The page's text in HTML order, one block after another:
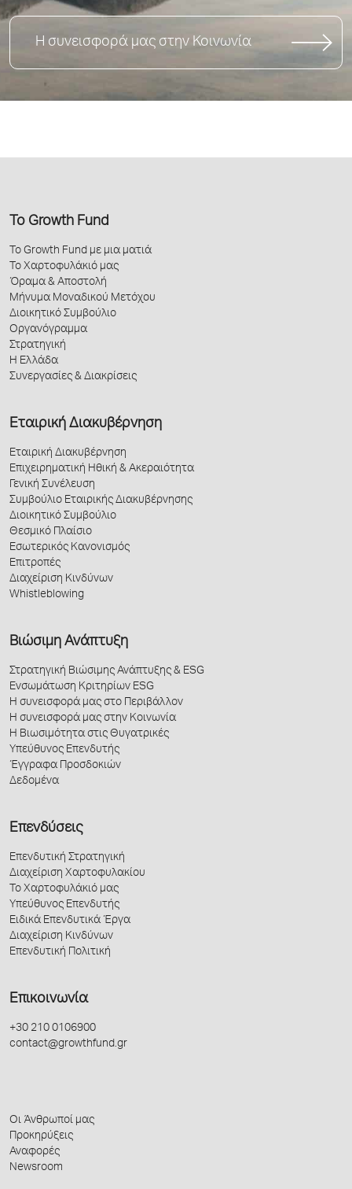
Η συνεισφορά μας στην Κοινωνία
Το Growth Fund
Το Growth Fund με μια ματιά
Το Χαρτοφυλάκιό μας
Όραμα & Αποστολή
Μήνυμα Μοναδικού Μετόχου
Διοικητικό Συμβούλιο
Οργανόγραμμα
Στρατηγική
Η Ελλάδα
Συνεργασίες & Διακρίσεις
Εταιρική Διακυβέρνηση
Εταιρική Διακυβέρνηση
Επιχειρηματική Ηθική & Ακεραιότητα
Γενική Συνέλευση
Συμβούλιο Εταιρικής Διακυβέρνησης
Διοικητικό Συμβούλιο
Θεσμικό Πλαίσιο
Εσωτερικός Κανονισμός
Επιτροπές
Διαχείριση Κινδύνων
Whistleblowing
Βιώσιμη Ανάπτυξη
Στρατηγική Βιώσιμης Ανάπτυξης & ESG
Ενσωμάτωση Κριτηρίων ESG
Η συνεισφορά μας στο Περιβάλλον
Η συνεισφορά μας στην Κοινωνία
Η Βιωσιμότητα στις Θυγατρικές
Υπεύθυνος Επενδυτής
Έγγραφα Προσδοκιών
Δεδομένα
Επενδύσεις
Επενδυτική Στρατηγική
Διαχείριση Χαρτοφυλακίου
Το Χαρτοφυλάκιό μας
Υπεύθυνος Επενδυτής
Ειδικά Επενδυτικά Έργα
Διαχείριση Κινδύνων
Επενδυτική Πολιτική
Επικοινωνία
+30 210 0106900
contact@growthfund.gr
Οι Άνθρωποί μας
Προκηρύξεις
Αναφορές
Newsroom